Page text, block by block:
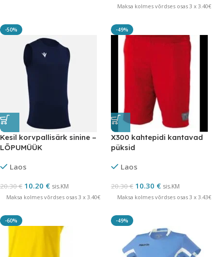
Maksa kolmes võrdses osas 3 x 3.40€
-50%
Kesil korvpallisärk sinine –
LÕPUMÜÜK
Laos
20.30€ 10.20 € sis.KM
Maksa kolmes võrdses osas 3 x 3.40€
-49%
X300 kahtepidi kantavad
püksid
Laos
20.30€ 10.30 € sis.KM
Maksa kolmes võrdses osas 3 x 3.43€
-60% -49%